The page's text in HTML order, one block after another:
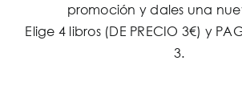
promoción y dales una
Elige 4 libros (DE PRECIO 3€) y
3.